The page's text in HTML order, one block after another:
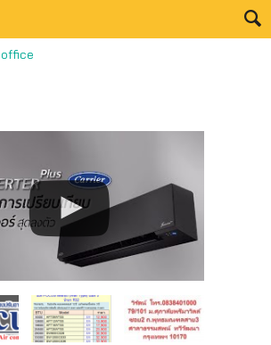
office